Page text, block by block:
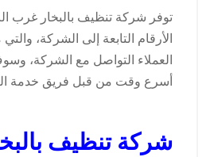
توفر شركة تنظيف بالبخار غرب
الأرقام التابعة إلى الشركة،
العملاء التواصل مع الشركة،
أسرع وقت من قبل فريق خدمة
شركة تنظيف